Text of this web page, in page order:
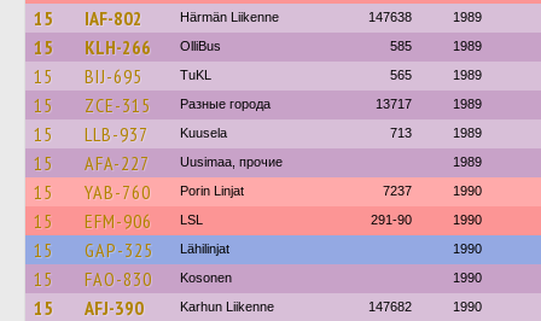
15 IAF-802 Härmän Liikenne 147638 1989
15 KLH-266 OlliBus 585 1989
15 BIJ-695 TuKL 565 1989
15 ZCE-315 Разные города 13717 1989
15 LLB-937 Kuusela 713 1989
15 AFA-227 Uusimaa, прочие 1989
15 YAB-760 Porin Linjat 7237 1990
15 EFM-906 LSL 291-90 1990
15 GAP-325 Lähilinjat 1990
15 FAO-830 Kosonen 1990
15 AFJ-390 Karhun Liikenne 147682 1990